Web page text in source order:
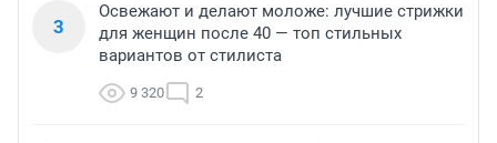
3
Освежают и делают моложе: лучшие стрижки
для женщин после 40 — топ стильных
вариантов от стилиста
9 320 2